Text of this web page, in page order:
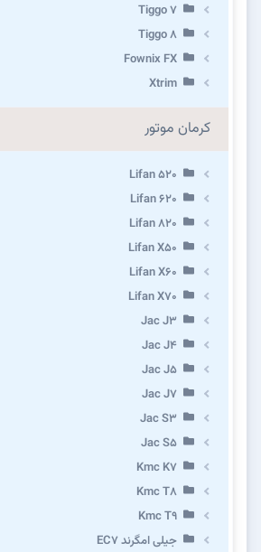
Tiggo 7
Tiggo 8
Fownix FX
Xtrim
کرمان موتور
Lifan 520
Lifan 620
Lifan 820
Lifan X50
Lifan X60
Lifan X70
Jac J3
Jac J4
Jac J5
Jac J7
Jac S3
Jac S5
Kmc K7
Kmc T8
Kmc T9
جیلی امگرند EC7